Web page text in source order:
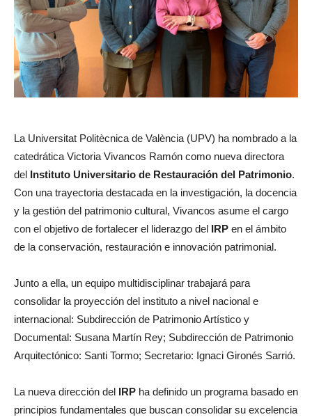
La Universitat Politècnica de València (UPV) ha nombrado a la
catedrática Victoria Vivancos Ramón como nueva directora
del Instituto Universitario de Restauración del Patrimonio.
Con una trayectoria destacada en la investigación, la docencia
y la gestión del patrimonio cultural, Vivancos asume el cargo
con el objetivo de fortalecer el liderazgo del IRP en el ámbito
de la conservación, restauración e innovación patrimonial.
Junto a ella, un equipo multidisciplinar trabajará para
consolidar la proyección del instituto a nivel nacional e
internacional: Subdirección de Patrimonio Artístico y
Documental: Susana Martín Rey; Subdirección de Patrimonio
Arquitectónico: Santi Tormo; Secretario: Ignaci Gironés Sarrió.
La nueva dirección del IRP ha definido un programa basado en
principios fundamentales que buscan consolidar su excelencia